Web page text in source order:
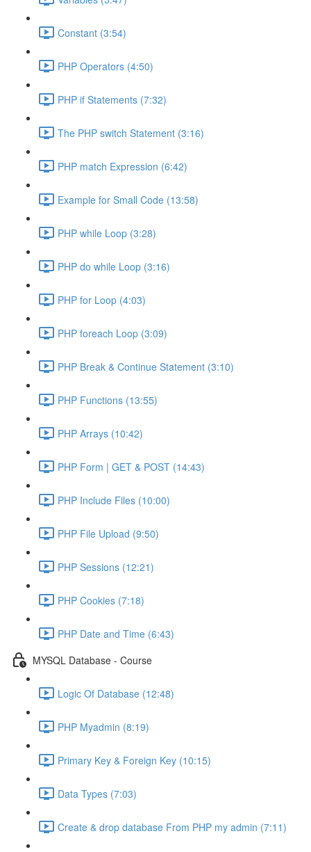
Constant (3:54)
PHP Operators (4:50)
PHP if Statements (7:32)
The PHP switch Statement (3:16)
PHP match Expression (6:42)
Example for Small Code (13:58)
PHP while Loop (3:28)
PHP do while Loop (3:16)
PHP for Loop (4:03)
PHP foreach Loop (3:09)
PHP Break & Continue Statement (3:10)
PHP Functions (13:55)
PHP Arrays (10:42)
PHP Form | GET & POST (14:43)
PHP Include Files (10:00)
PHP File Upload (9:50)
PHP Sessions (12:21)
PHP Cookies (7:18)
PHP Date and Time (6:43)
MYSQL Database - Course
Logic Of Database (12:48)
PHP Myadmin (8:19)
Primary Key & Foreign Key (10:15)
Data Types (7:03)
Create & drop database From PHP my admin (7:11)